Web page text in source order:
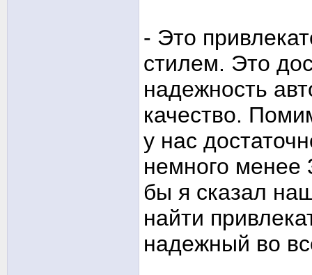
- Это
стилем. Это
надежность
качество.
у нас
немного менее
бы я сказал
найти
надежный во